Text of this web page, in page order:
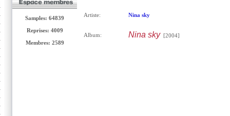
Samples: 64839
Reprises: 4009
Membres: 2589
Artiste: Nina sky
Album: Nina sky[2004]